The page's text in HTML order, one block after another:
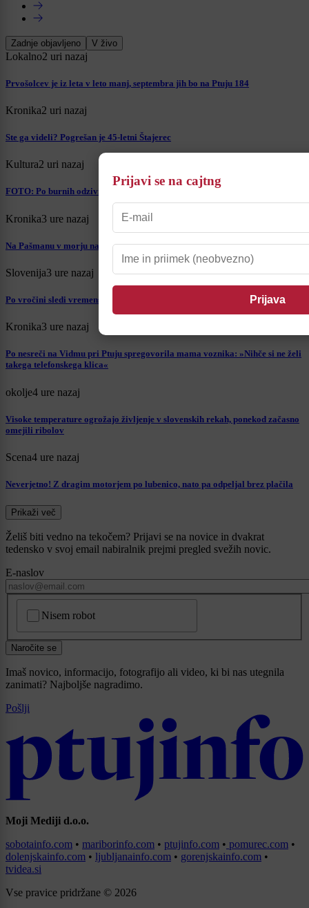
Zadnje objavljeno V živo
Lokalno2 uri nazaj
Prvošolcev je iz leta v leto manj, septembra jih bo na Ptuju 184
Kronika2 uri nazaj
Ste ga videli? Pogrešan je 45-letni Štajerec
Kultura2 uri nazaj
FOTO: Po burnih odzivih Queernight navdušil poln Glavni trg
Kronika3 ure nazaj
Na Pašmanu v morju našli mrtvega 24-letnega Slovenca
Slovenija3 ure nazaj
Po vročini sledi vremenski preobrat, ponekod grozijo tudi močnejše nevihte
Kronika3 ure nazaj
Po nesreči na Vidmu pri Ptuju spregovorila mama voznika: »Nihče si ne želi
takega telefonskega klica«
okolje4 ure nazaj
Visoke temperature ogrožajo življenje v slovenskih rekah, ponekod začasno
omejili ribolov
Scena4 ure nazaj
Neverjetno! Z dragim motorjem po lubenico, nato pa odpeljal brez plačila
Prikaži več
Želiš biti vedno na tekočem? Prijavi se na novice in dvakrat
tedensko v svoj email nabiralnik prejmi pregled svežih novic.
E-naslov
Nisem robot
Naročite se
Imaš novico, informacijo, fotografijo ali video, ki bi nas utegnila
zanimati? Najboljše nagradimo.
Pošlji
Moji Mediji d.o.o.
sobotainfo.com • mariborinfo.com • ptujinfo.com • pomurec.com •
dolenjskainfo.com • ljubljanainfo.com • gorenjskainfo.com •
tvidea.si
Vse pravice pridržane © 2026
Prijavi se na cajtng